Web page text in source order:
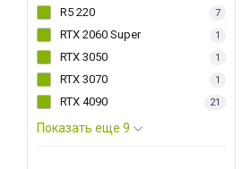
R5 220 7
RTX 2060 Super 1
RTX 3050 1
RTX 3070 1
RTX 4090 21
Показать еще 9